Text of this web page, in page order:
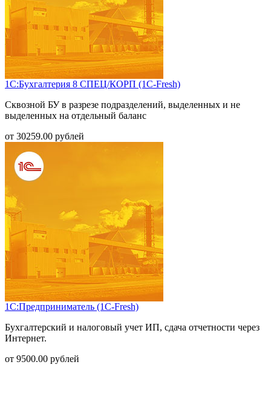
1С:Бухгалтерия 8 СПЕЦ/КОРП (1С-Fresh)
Сквозной БУ в разрезе подразделений, выделенных и не
выделенных на отдельный баланс
от 30259.00 рублей
1С:Предприниматель (1С-Fresh)
Бухгалтерский и налоговый учет ИП, сдача отчетности через
Интернет.
от 9500.00 рублей